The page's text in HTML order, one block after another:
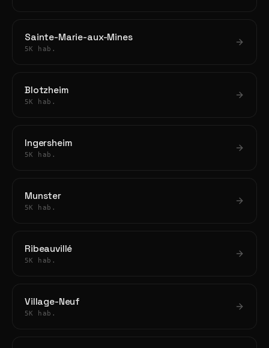
Sainte-Marie-aux-Mines
5K hab.
Blotzheim
5K hab.
Ingersheim
5K hab.
Munster
5K hab.
Ribeauvillé
5K hab.
Village-Neuf
5K hab.